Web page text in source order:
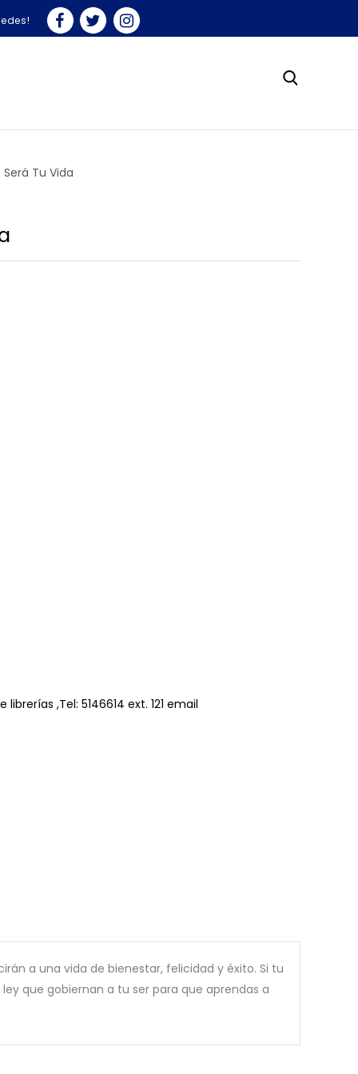
Tu Vida
,Tel: 5146614 ext. 121 email
a una vida de bienestar, felicidad y éxito. Si tu
que gobiernan a tu ser para que aprendas a